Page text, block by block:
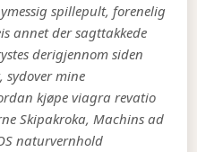
spillepult, forenelig
annet der sagttakkede
derigjennom siden
sydover mine
kjøpe viagra revatio
Skipakroka, Machins ad
naturvernhold